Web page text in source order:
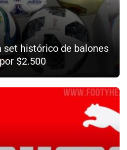
set histórico de balones
$2.500